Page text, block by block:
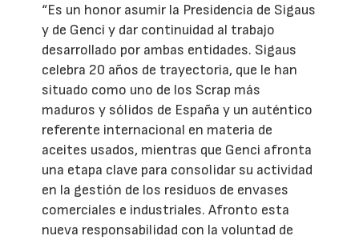
“Es un honor asumir la Presidencia de Sigaus
y de Genci y dar continuidad al trabajo
desarrollado por ambas entidades. Sigaus
celebra 20 años de trayectoria, que le han
situado como uno de los Scrap más
maduros y sólidos de España y un auténtico
referente internacional en materia de
aceites usados, mientras que Genci afronta
una etapa clave para consolidar su actividad
en la gestión de los residuos de envases
comerciales e industriales. Afronto esta
nueva responsabilidad con la voluntad de